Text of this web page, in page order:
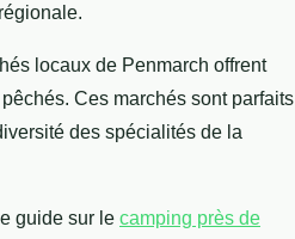
locaux de Penmarch offrent
Ces marchés sont parfaits
des spécialités de la
guide sur le camping près de